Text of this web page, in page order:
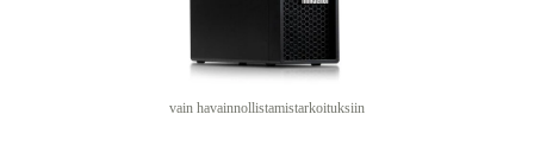
vain havainnollistamistarkoituksiin